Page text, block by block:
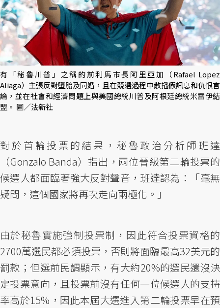
有「秘魯川普」之稱的前利馬市長阿里亞加（Rafael Lopez
Aliaga）主張反對墮胎及同婚，且在競選過程中散播假訊息和仇恨言
論，並在社會和經濟問題上與美國總統川普及阿根廷總統米雷伊結
盟。 圖／法新社
對於首輪投票的結果，秘魯政治分析師班達
（Gonzalo Banda）指出，兩位晉級第二輪投票的
候選人都面臨著強大反對聲音，班達認為：「毫無
疑問，這個國家將再次走向兩極化。」
由於秘魯實施強制投票制，因此符合投票資格的
2700萬選民都必須投票，否則將面臨最高32美元的
罰款；但選前民調顯示，有大約20%的選民還沒決
定投票意向，且投票前沒有任何一位候選人的支持
率高於15%，因此本屆大選進入第二輪投票早在預